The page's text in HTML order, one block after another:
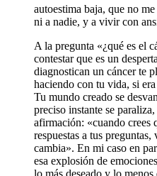
autoestima baja, que no
ni a nadie, y a vivir con
A la pregunta «¿qué es el
contestar que es un
diagnostican un cáncer te
haciendo con tu vida, si
Tu mundo creado se
preciso instante se
afirmación: «cuando crees
respuestas a tus
cambia». En mi caso en
esa explosión de